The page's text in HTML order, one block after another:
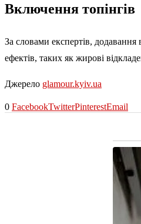
Включення топінгів
За словами експертів,
ефектів, таких як жирові
Джерело glamour.kyiv.ua
0 FacebookTwitterPinterestEmail